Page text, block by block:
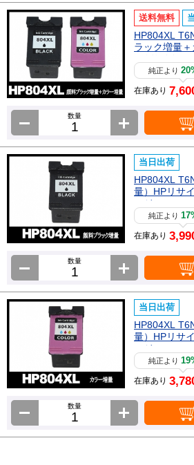
送料無料
HP804XL
ラック増量＋
Pリサイクル
純正より
在庫あり
数量
当日出荷
HP804XL
量）HPリサ
ッジ
純正より
在庫あり
数量
当日出荷
HP804XL
量）HPリサ
ッジ
純正より
在庫あり
数量